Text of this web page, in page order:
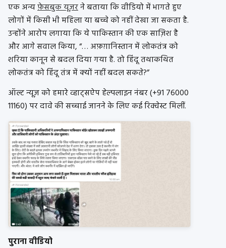
एक अन्यफ़ेसबुक यूज़रने बताया कि वीडियो में भागते हुए
लोगों में किसी भी महिला या बच्चे को नहीं देखा जा सकता है.
उन्होंने आरोप लगाया कि ये पाकिस्तान की एक साज़िश है
और आगे सवाल किया, “… अफ़ग़ानिस्तान में लोकतंत्र को
शरिया कानून से बदल दिया गया है. तो हिंदू तथाकथित
लोकतंत्र को हिंदू तंत्र में क्यों नहीं बदल सकते?”
ऑल्ट न्यूज़ को हमारे व्हाट्सऐप हेल्पलाइन नंबर (+91 76000
11160) पर दावे की सच्चाई जानने के लिए कई रिक्वेस्ट मिलीं.
पुराना वीडियो